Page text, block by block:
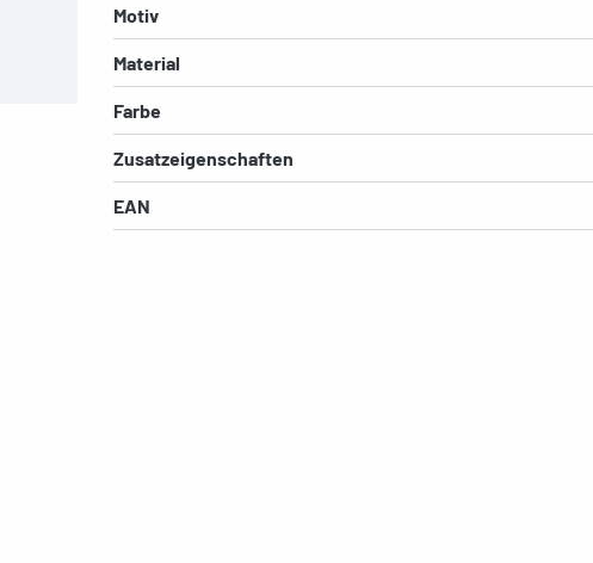
Motiv
Material
Farbe
Zusatzeigenschaften
EAN